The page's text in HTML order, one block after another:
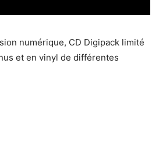
numérique, CD Digipack limité
et en vinyl de différentes